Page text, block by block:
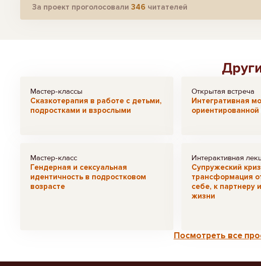
За проект проголосовали 346 читателей
Мастер-классы
Сказкотерапия в работе с детьми,
подростками и взрослыми
Открытая встреча
Интегративная
ориентированной
Мастер-класс
Гендерная и сексуальная
идентичность в подростковом
возрасте
Интерактивная
Супружеский
трансформация
себе, к партнеру
жизни
Посмотреть все